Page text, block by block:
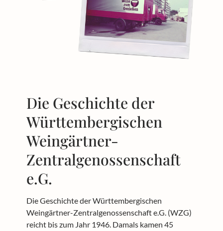
Die Geschichte der
Württembergischen
Weingärtner-
Zentralgenossenschaft
e.G.
Die Geschichte der Württembergischen
Weingärtner-Zentralgenossenschaft e.G. (WZG)
reicht bis zum Jahr 1946. Damals kamen 45